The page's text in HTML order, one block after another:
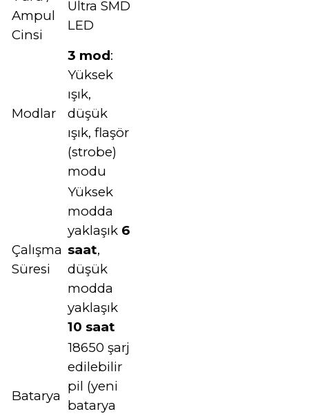
Ampul
Cinsi
Ultra SMD
LED
Modlar
3 mod:
Yüksek
ışık,
düşük
ışık, flaşör
(strobe)
modu
Çalışma
Süresi
Yüksek
modda
yaklaşık 6
saat,
düşük
modda
yaklaşık
10 saat
Batarya
18650 şarj
edilebilir
pil (yeni
batarya